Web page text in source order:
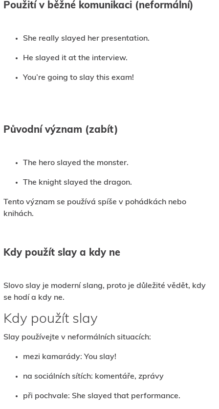
Použití v běžné komunikaci (neformální)
She really slayed her presentation.
He slayed it at the interview.
You’re going to slay this exam!
Původní význam (zabít)
The hero slayed the monster.
The knight slayed the dragon.
Tento význam se používá spíše v pohádkách nebo
knihách.
Kdy použít slay a kdy ne
Slovo slay je moderní slang, proto je důležité vědět, kdy
se hodí a kdy ne.
Kdy použít slay
Slay používejte v neformálních situacích:
mezi kamarády: You slay!
na sociálních sítích: komentáře, zprávy
při pochvale: She slayed that performance.